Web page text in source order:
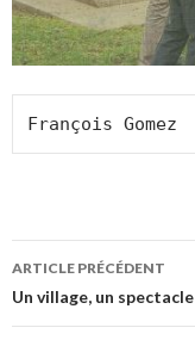
François Gomez
Navigation
des
ARTICLE PRÉCÉDENT
Un village, un spectacle